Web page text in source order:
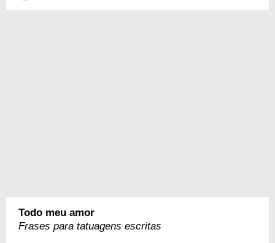
Todo meu amor
Frases para tatuagens escritas